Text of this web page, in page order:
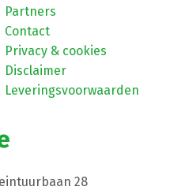
Partners
Contact
Privacy & cookies
Disclaimer
Leveringsvoorwaarden
28